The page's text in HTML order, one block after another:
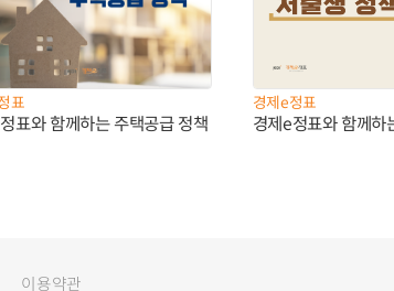
표
표와 함께하는 주택공급 정책
경제e정표
경제e정표와 함께하
이용약관